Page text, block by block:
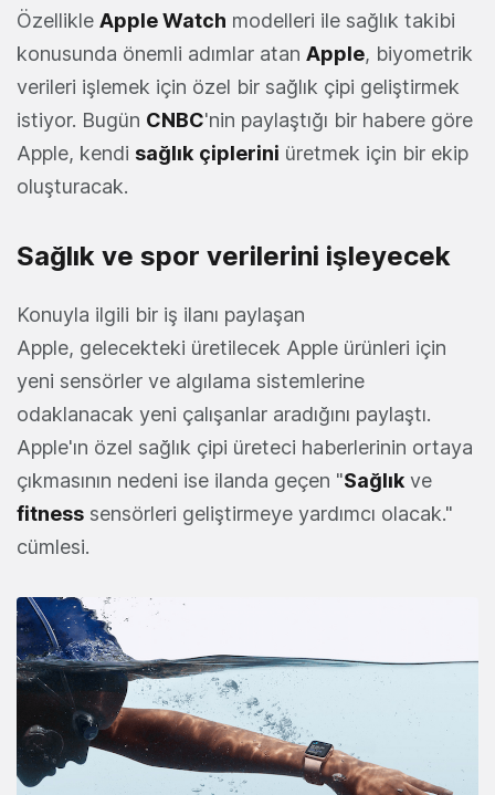
Özellikle Apple Watch modelleri ile sağlık takibi
konusunda önemli adımlar atan Apple, biyometrik
verileri işlemek için özel bir sağlık çipi geliştirmek
istiyor. Bugün CNBC'nin paylaştığı bir habere göre
Apple, kendi sağlık çiplerini üretmek için bir ekip
oluşturacak.
Sağlık ve spor verilerini işleyecek
Konuyla ilgili bir iş ilanı paylaşan
Apple, gelecekteki üretilecek Apple ürünleri için
yeni sensörler ve algılama sistemlerine
odaklanacak yeni çalışanlar aradığını paylaştı.
Apple'ın özel sağlık çipi üreteci haberlerinin ortaya
çıkmasının nedeni ise ilanda geçen "Sağlık ve
fitness sensörleri geliştirmeye yardımcı olacak."
cümlesi.